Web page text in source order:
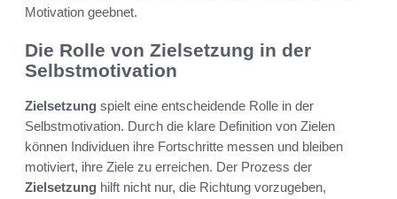
Motivation geebnet.
Die Rolle von Zielsetzung in der
Selbstmotivation
Zielsetzung spielt eine entscheidende Rolle in der
Selbstmotivation. Durch die klare Definition von Zielen
können Individuen ihre Fortschritte messen und bleiben
motiviert, ihre Ziele zu erreichen. Der Prozess der
Zielsetzung hilft nicht nur, die Richtung vorzugeben,